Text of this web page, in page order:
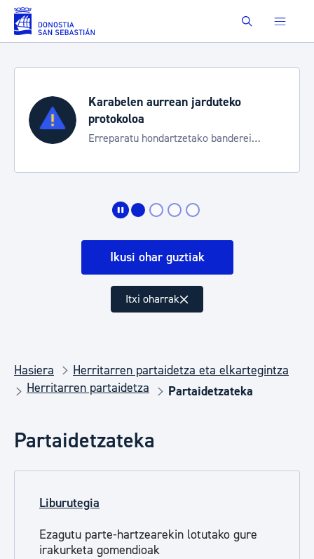
Eduki nagusira joan Buscar
Karabelen aurrean jarduteko
protokoloa
Erreparatu hondartzetako banderei
Ikusi ohar guztiak
Itxi oharrak
Hasiera
Herritarren partaidetza eta elkartegintza
Herritarren partaidetza
Partaidetzateka
Partaidetzateka
Liburutegia
Ezagutu parte-hartzearekin lotutako gure
irakurketa gomendioak